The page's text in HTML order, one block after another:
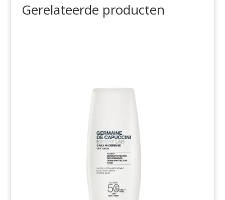
Gerelateerde producten